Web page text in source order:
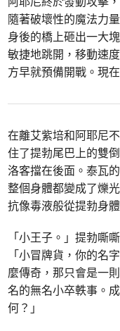
隨著破壞性的魔法力
身後的橋上砸出一大
敏捷地跳開，移動速
方早就預備開戰。現
在離艾紫培和阿耶尼
住了提勃尾巴上的雙
洛客擋在後面。泰瓦
整個身體都變成了爍
抗像毒液般從提勃身
「小王子。」提勃嘶
「小冒牌貨，你的名
麼傳奇，那只會是一
名的無名小卒軼事。
何？」